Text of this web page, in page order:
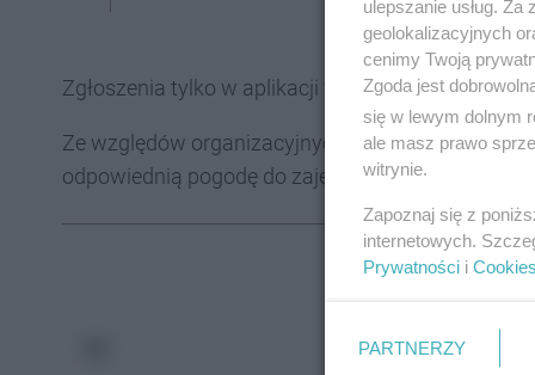
Zgłoszenia tylko w aplikacji w TYM LINKU.
Ze względów organizacyjnych zapisy
odpowiednią pogodę do zajęć w plenerze i super
Może Cię
ulepszanie usług.
geolokalizacyjnych
cenimy Twoją
Zgoda jest
się w lewym dolnym
ale masz prawo
witrynie.
Zapoznaj się z
internetowych.
Prywatności i Cookies
PARTNERZY